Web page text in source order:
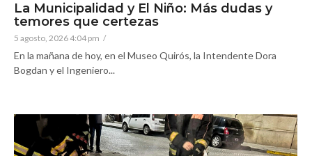
La Municipalidad y El Niño: Más dudas y
temores que certezas
5 agosto, 2026 4:04 pm /
En la mañana de hoy, en el Museo Quirós, la Intendente Dora
Bogdan y el Ingeniero...